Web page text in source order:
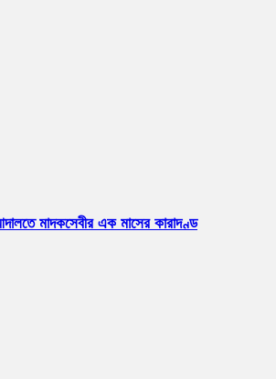
মাদকসেবীর এক মাসের কারাদণ্ড